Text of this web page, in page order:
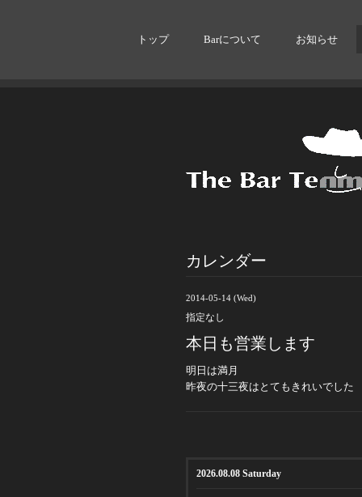
トップ Barについて お知らせ
カレンダー
2014-05-14 (Wed)
指定なし
本日も営業します
明日は満月
昨夜の十三夜はとてもきれいでした
2026.08.08 Saturday